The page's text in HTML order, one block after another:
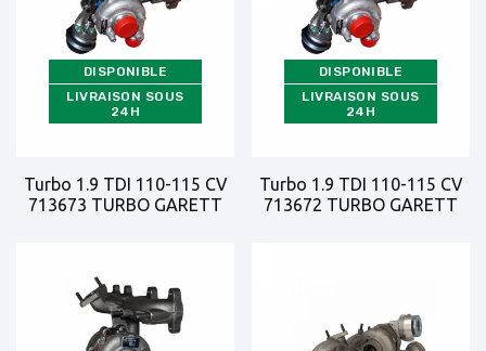
DISPONIBLE
LIVRAISON SOUS
24H
Turbo 1.9 TDI 110-115 CV
713673 TURBO GARETT
DISPONIBLE
LIVRAISON SOUS
24H
Turbo 1.9 TDI 110-115 CV
713672 TURBO GARETT